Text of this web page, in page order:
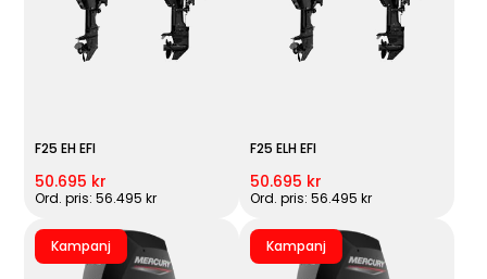
F25 EH EFI
50.695 kr
Ord. pris: 56.495 kr
F25 ELH EFI
50.695 kr
Ord. pris: 56.495 kr
Kampanj Kampanj